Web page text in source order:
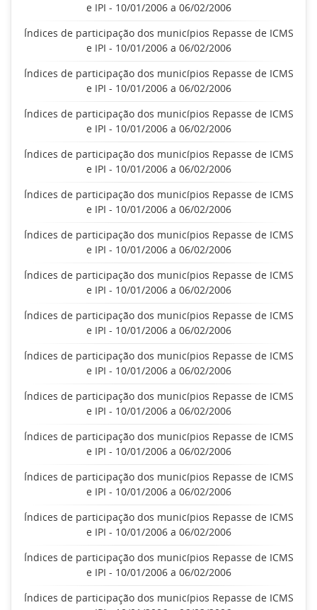
e IPI - 10/01/2006 a 06/02/2006
Índices de participação dos municípios Repasse de ICMS
e IPI - 10/01/2006 a 06/02/2006
Índices de participação dos municípios Repasse de ICMS
e IPI - 10/01/2006 a 06/02/2006
Índices de participação dos municípios Repasse de ICMS
e IPI - 10/01/2006 a 06/02/2006
Índices de participação dos municípios Repasse de ICMS
e IPI - 10/01/2006 a 06/02/2006
Índices de participação dos municípios Repasse de ICMS
e IPI - 10/01/2006 a 06/02/2006
Índices de participação dos municípios Repasse de ICMS
e IPI - 10/01/2006 a 06/02/2006
Índices de participação dos municípios Repasse de ICMS
e IPI - 10/01/2006 a 06/02/2006
Índices de participação dos municípios Repasse de ICMS
e IPI - 10/01/2006 a 06/02/2006
Índices de participação dos municípios Repasse de ICMS
e IPI - 10/01/2006 a 06/02/2006
Índices de participação dos municípios Repasse de ICMS
e IPI - 10/01/2006 a 06/02/2006
Índices de participação dos municípios Repasse de ICMS
e IPI - 10/01/2006 a 06/02/2006
Índices de participação dos municípios Repasse de ICMS
e IPI - 10/01/2006 a 06/02/2006
Índices de participação dos municípios Repasse de ICMS
e IPI - 10/01/2006 a 06/02/2006
Índices de participação dos municípios Repasse de ICMS
e IPI - 10/01/2006 a 06/02/2006
Índices de participação dos municípios Repasse de ICMS